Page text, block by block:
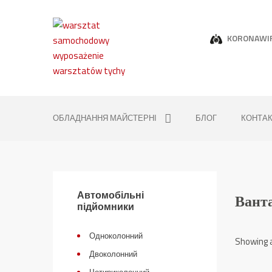
ОБЛАДНАННЯ МАЙСТЕРНІ БЛОГ
Автомобільні
підйомники
Одноколонний
Двоколонний
Showing